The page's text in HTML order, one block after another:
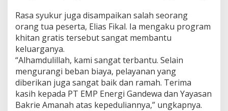
Rasa syukur juga disampaikan salah seorang
orang tua peserta, Elias Fikal. Ia mengaku program
khitan gratis tersebut sangat membantu
keluarganya.
“Alhamdulillah, kami sangat terbantu. Selain
mengurangi beban biaya, pelayanan yang
diberikan juga sangat baik dan ramah. Terima
kasih kepada PT EMP Energi Gandewa dan Yayasan
Bakrie Amanah atas kepeduliannya,” ungkapnya.